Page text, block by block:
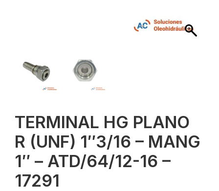
TERMINAL HG PLANO
R (UNF) 1″3/16 – MANG
1″ – ATD/64/12-16 –
17291